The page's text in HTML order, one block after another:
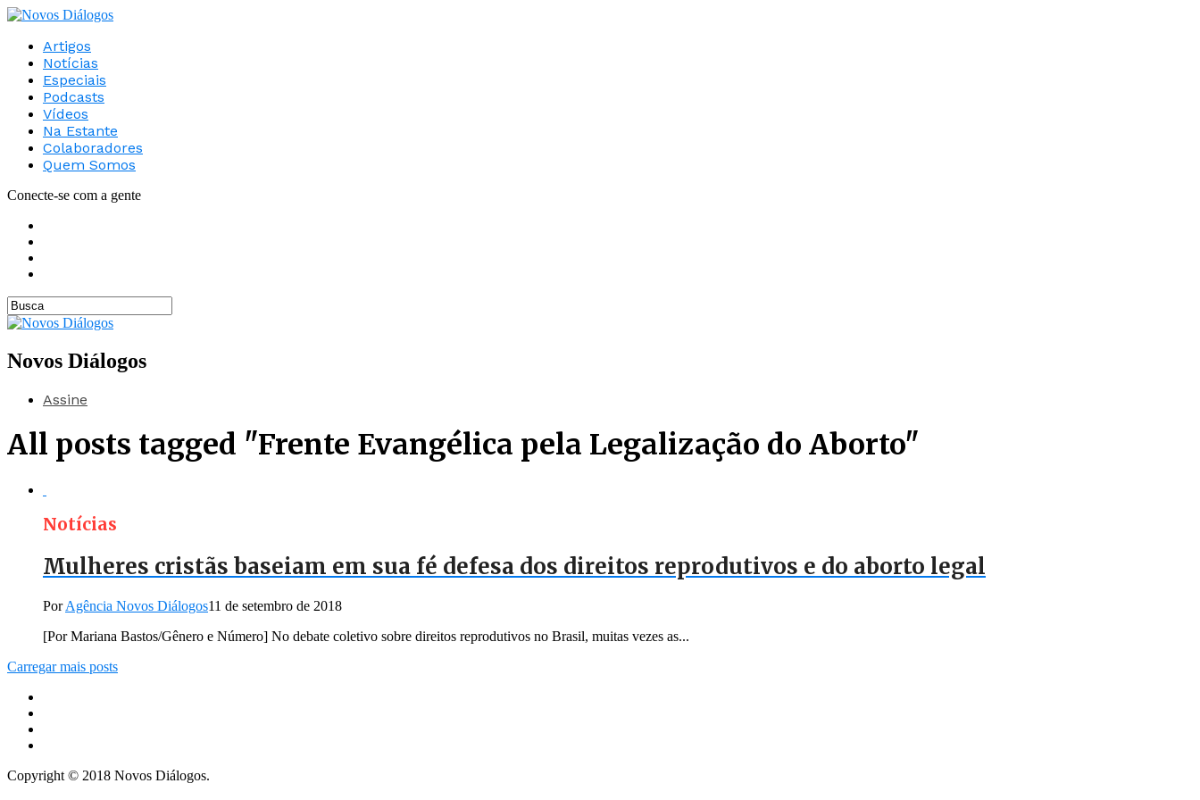
Artigos
Notícias
Especiais
Podcasts
Vídeos
Na Estante
Colaboradores
Quem Somos
Conecte-se com a gente
Novos Diálogos
Assine
All posts tagged "Frente Evangélica pela Legalização do Aborto"
Notícias
Mulheres cristãs baseiam em sua fé defesa dos direitos reprodutivos e do aborto legal
PorAgência Novos Diálogos11 de setembro de 2018
[Por Mariana Bastos/Gênero e Número] No debate coletivo sobre direitos reprodutivos no Brasil, muitas vezes as...
Carregar mais posts
Copyright © 2018 Novos Diálogos.